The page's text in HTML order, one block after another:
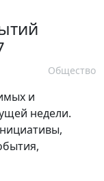
Общество
и
недели.